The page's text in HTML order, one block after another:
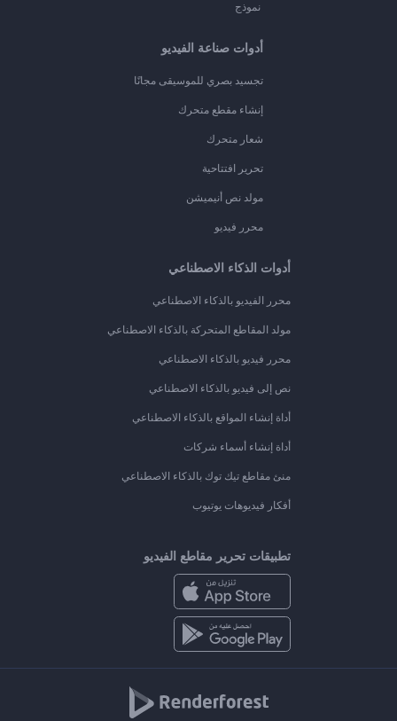
نموذج
أدوات صناعة الفيديو
تجسيد بصري للموسيقى مجانًا
إنشاء مقطع متحرك
شعار متحرك
تحرير افتتاحية
مولد نص أنيميشن
محرر فيديو
أدوات الذكاء الاصطناعي
محرر الفيديو بالذكاء الاصطناعي
مولد المقاطع المتحركة بالذكاء الاصطناعي
محرر فيديو بالذكاء الاصطناعي
نص إلى فيديو بالذكاء الاصطناعي
أداة إنشاء المواقع بالذكاء الاصطناعي
أداة إنشاء أسماء شركات
منئ مقاطع تيك توك بالذكاء الاصطناعي
أفكار فيديوهات يوتيوب
تطبيقات تحرير مقاطع الفيديو